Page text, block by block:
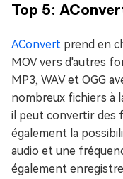
Top 5:
AConvert prend en
MOV vers d'autres
MP3, WAV et OGG
nombreux fichiers à
il peut convertir des
également la
audio et une
également